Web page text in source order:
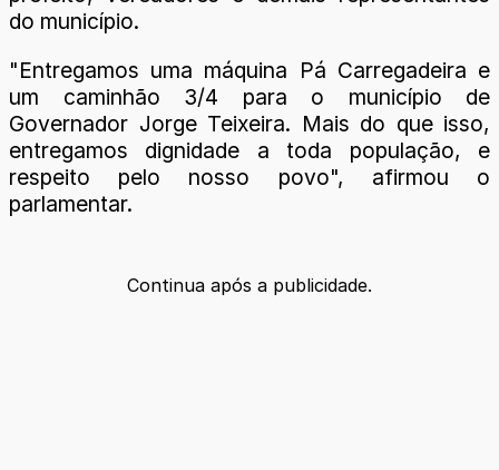
do município.
"Entregamos uma máquina Pá Carregadeira e
um caminhão 3/4 para o município de
Governador Jorge Teixeira. Mais do que isso,
entregamos dignidade a toda população, e
respeito pelo nosso povo", afirmou o
parlamentar.
Continua após a publicidade.